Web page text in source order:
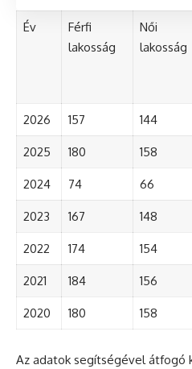
Év
Férfi
lakosság
Női
lakosság
2026 157 144
2025 180 158
2024 74 66
2023 167 148
2022 174 154
2021 184 156
2020 180 158
Az adatok segítségével átfogó